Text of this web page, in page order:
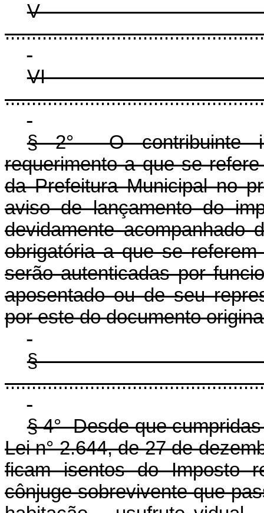
§ 2° O contribuinte
requerimento a que se
da Prefeitura Municipal no
aviso de lançamento do
devidamente acompanhado
obrigatória a que se
serão autenticadas por
aposentado ou de seu
por este do documento
§
§ 4° Desde que
Lei n° 2.644, de 27 de
ficam isentos do Imposto
cônjuge sobrevivente que